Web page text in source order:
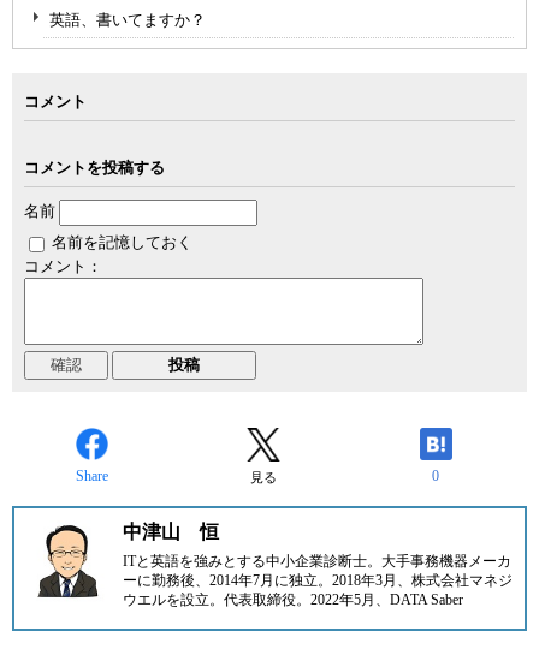
英語、書いてますか？
コメント
コメントを投稿する
名前
名前を記憶しておく
コメント：
Share 見る 0
中津山 恒
ITと英語を強みとする中小企業診断士。大手事務機器メーカ
ーに勤務後、2014年7月に独立。2018年3月、 株式会社マネジ
ウエルを設立。代表取締役。2022年5月、 DATA Saber